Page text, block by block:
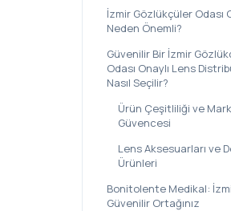
İzmir Gözlükçüler Odası
Neden Önemli?
Güvenilir Bir İzmir
Odası Onaylı Lens
Nasıl Seçilir?
Ürün Çeşitliliği ve
Güvencesi
Lens Aksesuarları ve
Ürünleri
Bonitolente Medikal:
Güvenilir Ortağınız